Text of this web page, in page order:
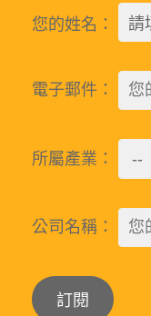
您的姓名：
電子郵件：
所屬產業：
公司名稱：